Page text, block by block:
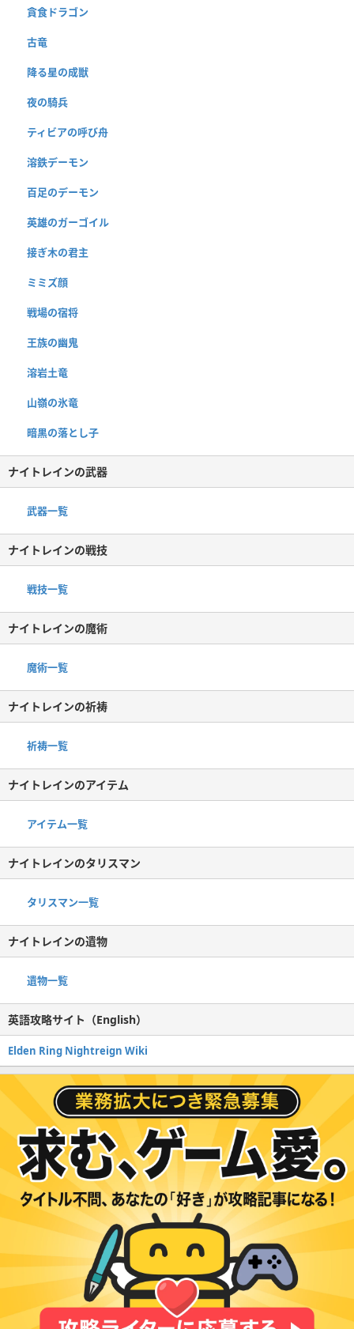
貪食ドラゴン
古竜
降る星の成獣
夜の騎兵
ティビアの呼び舟
溶鉄デーモン
百足のデーモン
英雄のガーゴイル
接ぎ木の君主
ミミズ顔
戦場の宿将
王族の幽鬼
溶岩土竜
山嶺の氷竜
暗黒の落とし子
ナイトレインの武器
武器一覧
ナイトレインの戦技
戦技一覧
ナイトレインの魔術
魔術一覧
ナイトレインの祈祷
祈祷一覧
ナイトレインのアイテム
アイテム一覧
ナイトレインのタリスマン
タリスマン一覧
ナイトレインの遺物
遺物一覧
英語攻略サイト（English）
Elden Ring Nightreign Wiki